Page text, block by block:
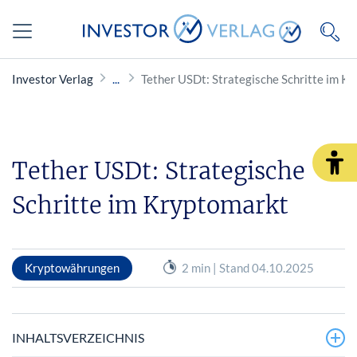
Investor Verlag Tether USDt: Strategische Schritte im
Tether USDt: Strategische
Schritte im Kryptomarkt
Kryptowährungen 2 min | Stand 04.10.2025
INHALTSVERZEICHNIS